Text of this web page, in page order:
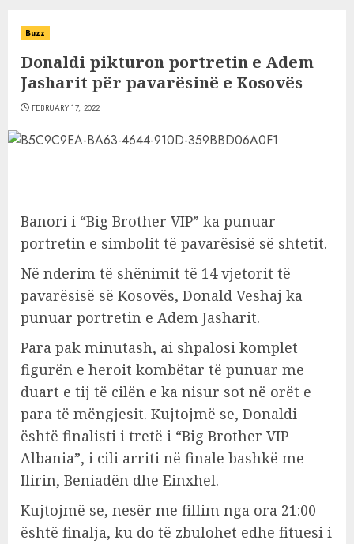
Buzz
Donaldi pikturon portretin e Adem
Jasharit për pavarësinë e Kosovës
FEBRUARY 17, 2022
Banori i “Big Brother VIP” ka punuar
portretin e simbolit të pavarësisë së shtetit.
Në nderim të shënimit të 14 vjetorit të
pavarësisë së Kosovës, Donald Veshaj ka
punuar portretin e Adem Jasharit.
Para pak minutash, ai shpalosi komplet
figurën e heroit kombëtar të punuar me
duart e tij të cilën e ka nisur sot në orët e
para të mëngjesit. Kujtojmë se, Donaldi
është finalisti i tretë i “Big Brother VIP
Albania”, i cili arriti në finale bashkë me
Ilirin, Beniadën dhe Einxhel.
Kujtojmë se, nesër me fillim nga ora 21:00
është finalja, ku do të zbulohet edhe fituesi i